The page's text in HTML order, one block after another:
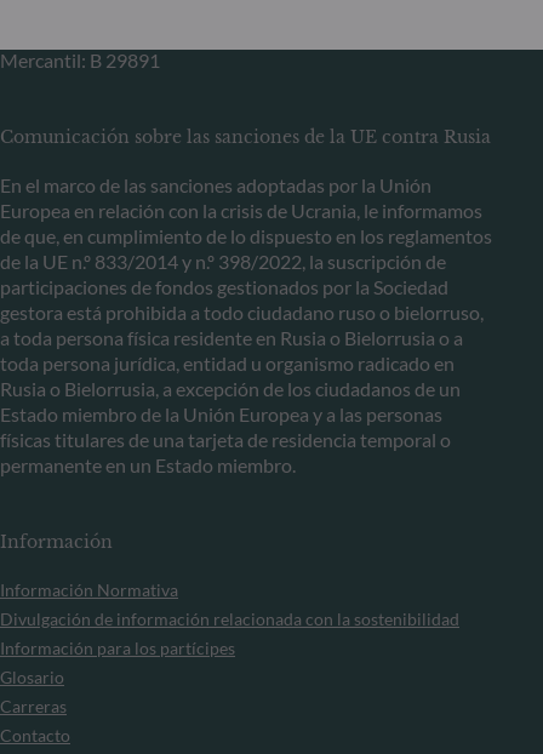
Mercantil: B 29891
Comunicación sobre las sanciones de la UE contra Rusia
En el marco de las sanciones adoptadas por la Unión
Europea en relación con la crisis de Ucrania, le informamos
de que, en cumplimiento de lo dispuesto en los reglamentos
de la UE n.º 833/2014 y n.º 398/2022, la suscripción de
participaciones de fondos gestionados por la Sociedad
gestora está prohibida a todo ciudadano ruso o bielorruso,
a toda persona física residente en Rusia o Bielorrusia o a
toda persona jurídica, entidad u organismo radicado en
Rusia o Bielorrusia, a excepción de los ciudadanos de un
Estado miembro de la Unión Europea y a las personas
físicas titulares de una tarjeta de residencia temporal o
permanente en un Estado miembro.
Información
Información Normativa
Divulgación de información relacionada con la sostenibilidad
Información para los partícipes
Glosario
Carreras
Contacto